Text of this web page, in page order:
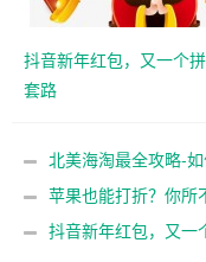
抖音新年红包，又一个
套路
北美海淘最全攻略-
苹果也能打折？你所
抖音新年红包，又一